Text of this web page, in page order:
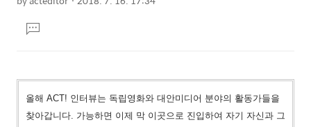
문댓
글
올해 ACT! 인터뷰는 독립영화와 대안미디어 분야의 활동가들을
찾아갑니다. 가능하면 이제 막 이곳으로 진입하여 자기 자신과 그